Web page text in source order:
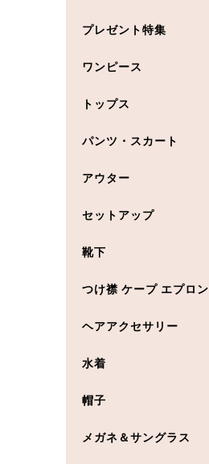
プレゼント特集
ワンピース
トップス
パンツ・スカート
アウター
セットアップ
靴下
つけ襟 ケープ エプロン
ヘアアクセサリー
水着
帽子
メガネ＆サングラス